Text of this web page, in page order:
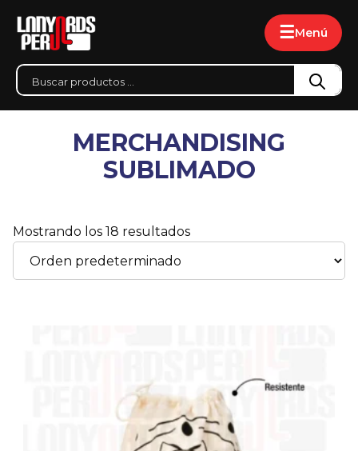
☰Menú
MERCHANDISING
SUBLIMADO
Mostrando los 18 resultados